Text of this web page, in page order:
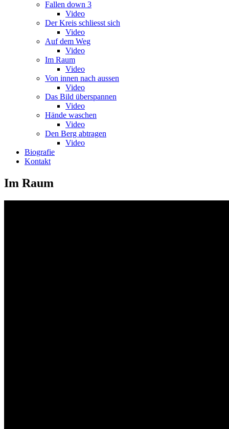
Fallen down 3
Video
Der Kreis schliesst sich
Video
Auf dem Weg
Video
Im Raum
Video
Von innen nach aussen
Video
Das Bild überspannen
Video
Hände waschen
Video
Den Berg abtragen
Video
Biografie
Kontakt
Im Raum